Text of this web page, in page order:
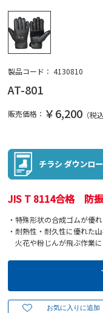
製品コード： 4130810
AT-801
販売価格： ￥6,200 （税
JIS T 8114合格 防
・特殊形状の合成ゴムが優
・耐熱性・耐久性に優れた
火花や粉じんが飛ぶ作業